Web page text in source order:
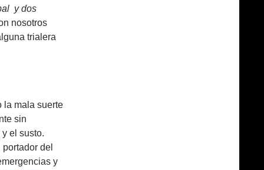
y dos
nosotros
trialera
la mala suerte
sin
el susto.
del
y